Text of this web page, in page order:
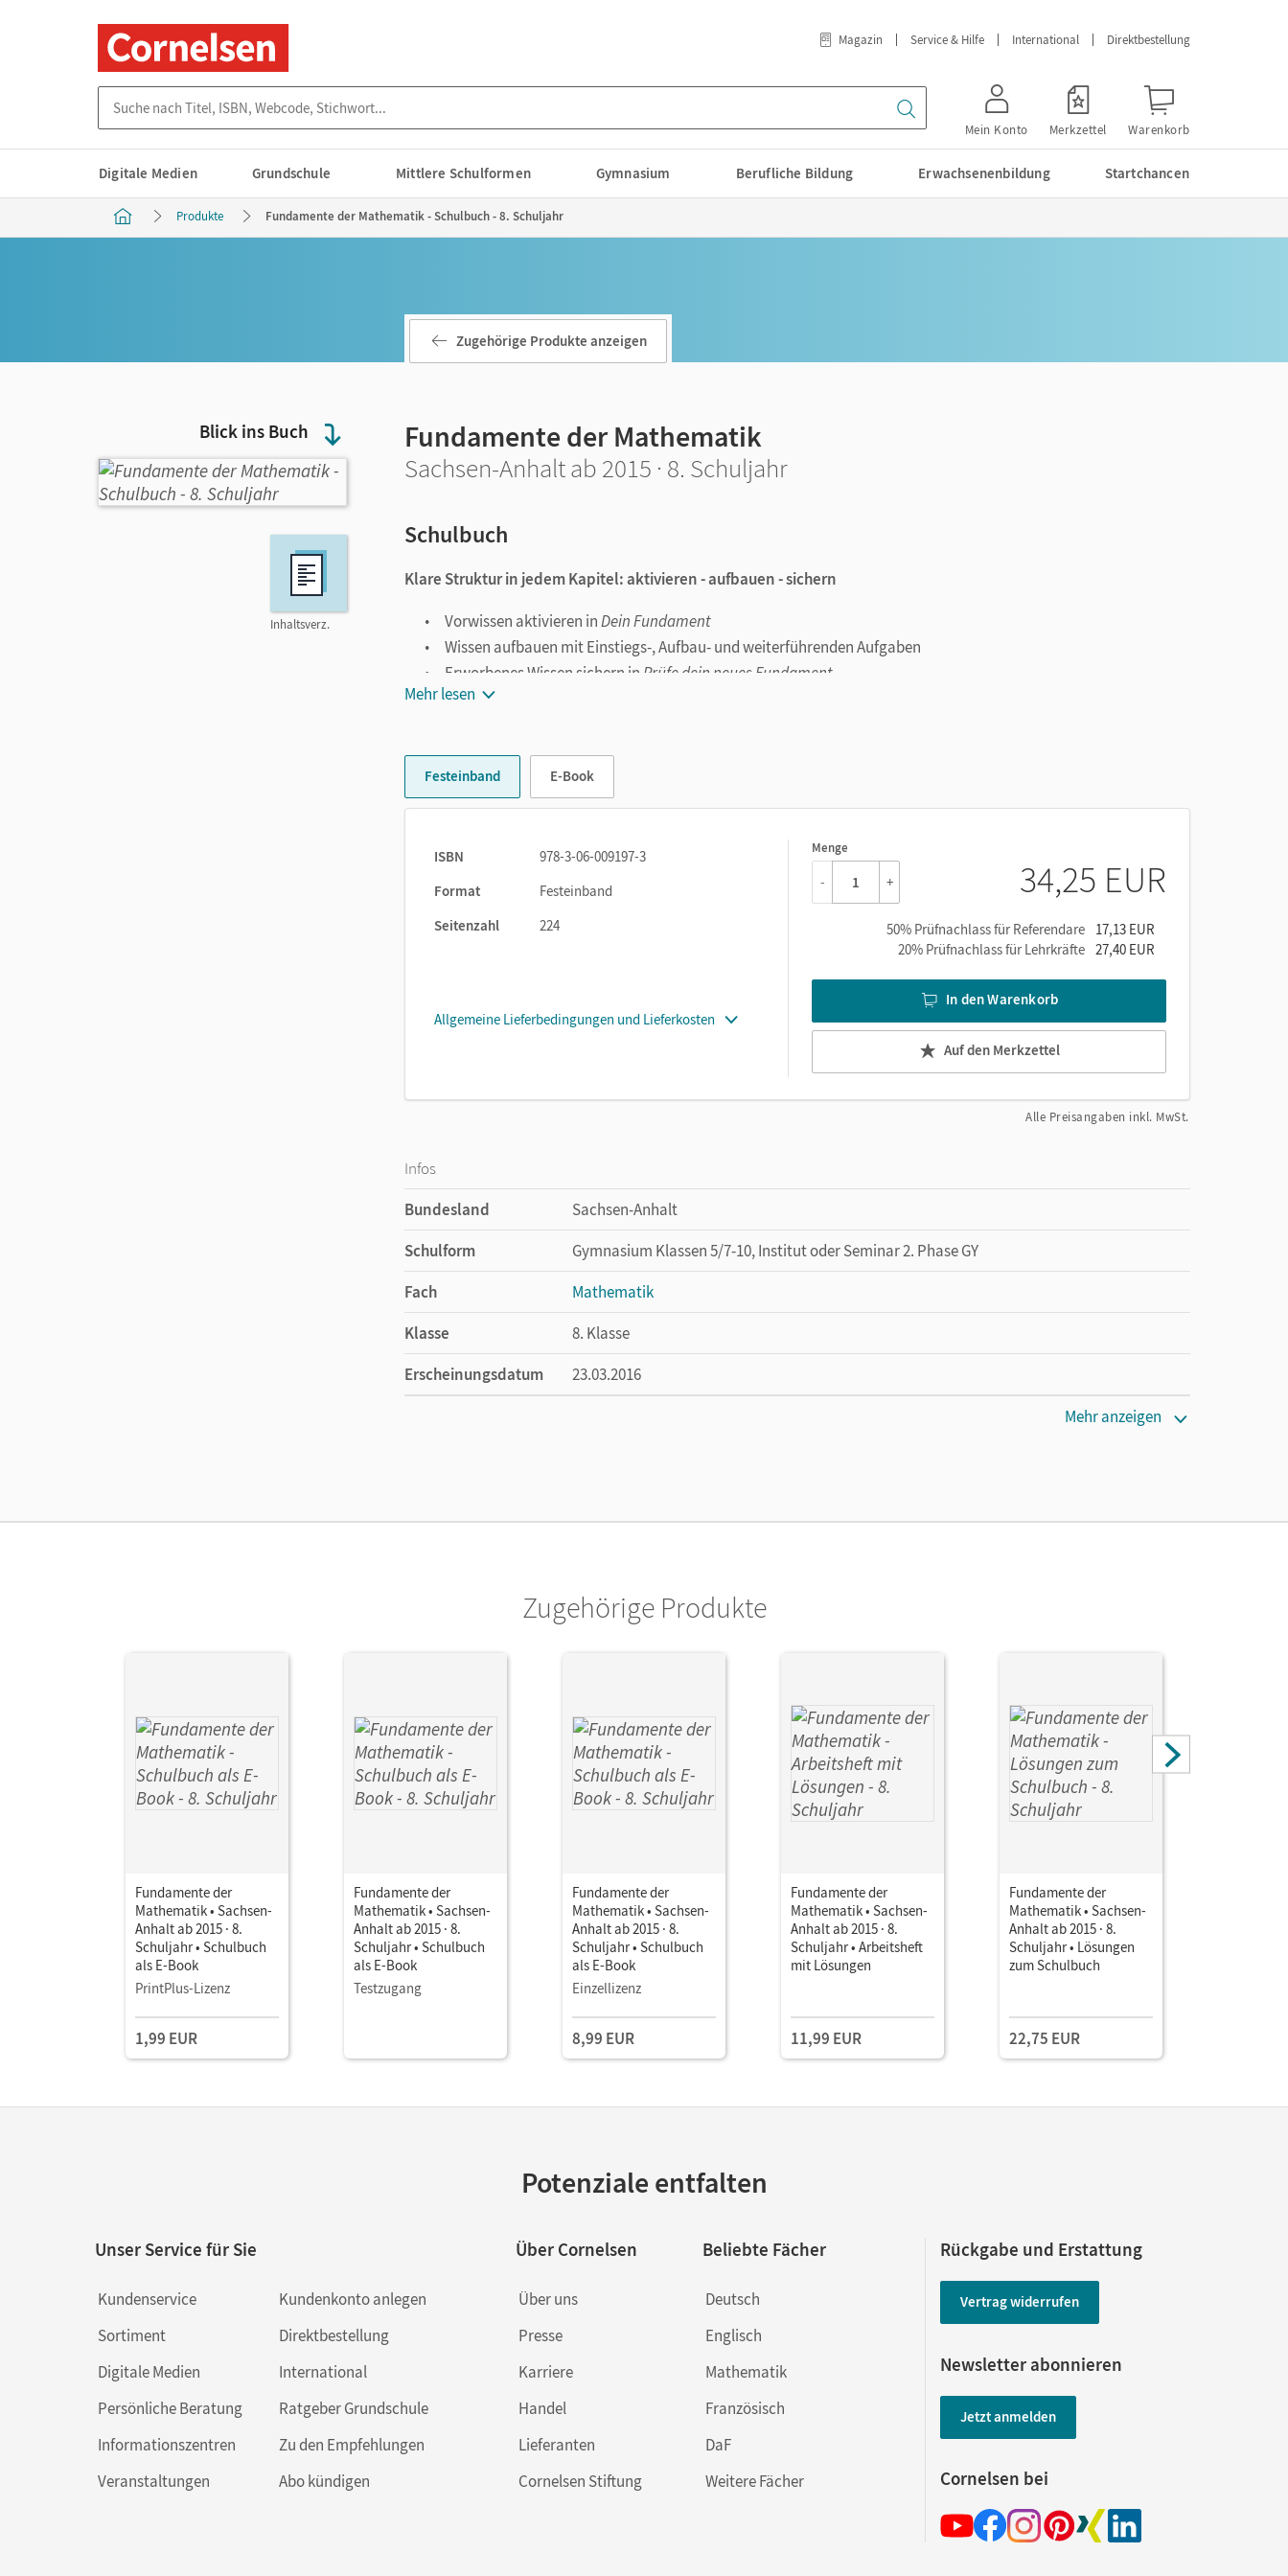
Magazin Service & Hilfe International Direktbestellung
Mein Konto Merkzettel Warenkorb
Digitale Medien Grundschule Mittlere Schulformen Gymnasium Berufliche Bildung Erwachsenenbildung Startchancen
Produkte Fundamente der Mathematik - Schulbuch - 8. Schuljahr
Blick ins Buch
Inhaltsverz.
Zugehörige Produkte anzeigen
Fundamente der Mathematik
Sachsen-Anhalt ab 2015 · 8. Schuljahr
Schulbuch
Klare Struktur in jedem Kapitel: aktivieren - aufbauen - sichern
Vorwissen aktivieren inDein Fundament
Wissen aufbauen mit Einstiegs-, Aufbau- und weiterführenden Aufgaben
Erworbenes Wissen sichern in Prüfe dein neues Fundament
mit ausführlichen Lösungen.
Selbstständig lernen
Die Schüler/-innen können sich selbst kontrollieren durch zusätzliche Lösungen im Anhang zuDein Fundamentund
Aufgaben für alle
Differenzieren Sie mit dem großen Angebot an Basisaufgaben und weiterführenden Aufgaben. Nutzen Sie
Einstieg,
Stolperstelle
Ausblickzu jedem Thema.
sind thematisch klar zugeordnet und bedienen das grundlegende Niveau.
Mit Mathematik begeistern
Streifzügenmehr als den Standard.
Mehr lesen
Festeinband E-Book
ISBN
978-3-06-009197-3
Format
Festeinband
Seitenzahl
224
Allgemeine Lieferbedingungen und Lieferkosten
Menge
1
- + 34,25 EUR
50% Prüfnachlass für Referendare
17,13 EUR
20% Prüfnachlass für Lehrkräfte 27,40 EUR
In den Warenkorb
Auf den Merkzettel
Alle Preisangaben inkl. MwSt.
Infos
Bundesland
Sachsen-Anhalt
Schulform
Gymnasium Klassen 5/7-10, Institut oder Seminar 2. Phase GY
Fach
Mathematik
Klasse
8. Klasse
Erscheinungsdatum
23.03.2016
Rose, Anna-Kristin; Rempel, Nadeshda; Andreae, Kathrin; Geukes, Daniel; Müller-Wiens,
Martina
Mehr anzeigen
Zugehörige Produkte
Fundamente der
Mathematik • Sachsen-
Anhalt ab 2015 · 8.
Schuljahr • Schulbuch
als E-Book
PrintPlus-Lizenz
1,99 EUR
Fundamente der
Mathematik • Sachsen-
Anhalt ab 2015 · 8.
Schuljahr • Schulbuch
als E-Book
Testzugang
Fundamente der
Mathematik • Sachsen-
Anhalt ab 2015 · 8.
Schuljahr • Schulbuch
als E-Book
Einzellizenz
8,99 EUR
Fundamente der
Mathematik • Sachsen-
Anhalt ab 2015 · 8.
Schuljahr • Arbeitsheft
mit Lösungen
11,99 EUR
Fundamente der
Mathematik • Sachsen-
Anhalt ab 2015 · 8.
Schuljahr • Lösungen
zum Schulbuch
22,75 EUR
Potenziale entfalten
Unser Service für Sie
Kundenservice
Sortiment
Digitale Medien
Persönliche Beratung
Informationszentren
Veranstaltungen
Kundenkonto anlegen
Direktbestellung
International
Ratgeber Grundschule
Zu den Empfehlungen
Abo kündigen
Über Cornelsen
Über uns
Presse
Karriere
Handel
Lieferanten
Cornelsen Stiftung
Beliebte Fächer
Deutsch
Englisch
Mathematik
Französisch
DaF
Weitere Fächer
Rückgabe und Erstattung
Vertrag widerrufen
Newsletter abonnieren
Jetzt anmelden
Cornelsen bei